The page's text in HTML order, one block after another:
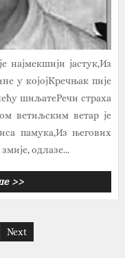
најмекшији јастук,Из
у којојКречњак пије
шиљатеРечи страха
ветиљским ветар је
памука,Из његових
одлазе...
>>
Next